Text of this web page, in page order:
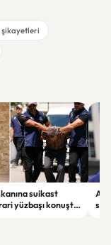
suikast
yüzbaşı konuştu: